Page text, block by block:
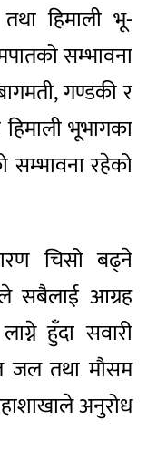
हिमाली भू-
सम्भावना
गण्डकी र
भूभागका
सम्भावना रहेको
चिसो बढ्ने
सबैलाई आग्रह
हुँदा सवारी
जल तथा मौसम
अनुरोध